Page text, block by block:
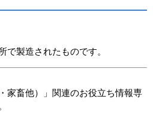
で製造されたものです。
家畜他）」関連のお役立ち情報専